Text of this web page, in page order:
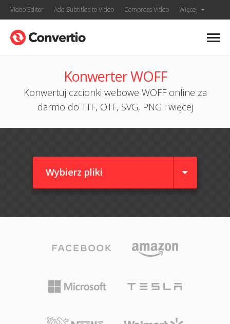
Video Editor Add Subtitles to Video Compress Video Więcej
Konwerter WOFF
Konwertuj czcionki webowe WOFF online za
darmo do TTF, OTF, SVG, PNG i więcej
Wybierz pliki